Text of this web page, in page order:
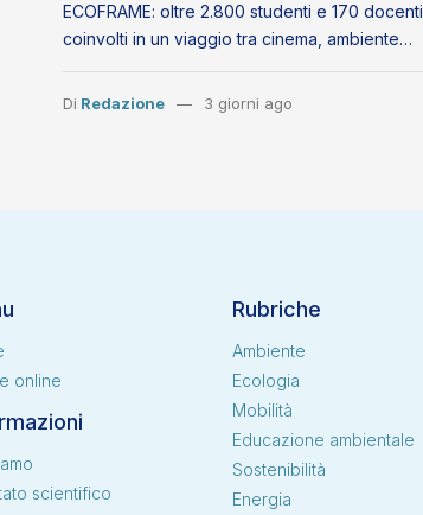
ECOFRAME: oltre 2.800 studenti e 170 docenti
coinvolti in un viaggio tra cinema, ambiente…
Di Redazione 3 giorni ago
online
scientifico
Rubriche
Ambiente
Ecologia
Mobilità
Educazione ambientale
Sostenibilità
Energia